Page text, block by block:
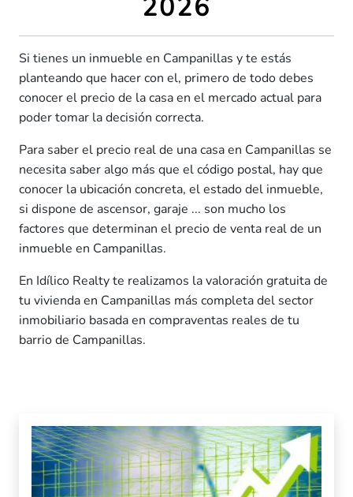
2026
Si tienes un inmueble en Campanillas y te estás
planteando que hacer con el, primero de todo debes
conocer el precio de la casa en el mercado actual para
poder tomar la decisión correcta.
Para saber el precio real de una casa en Campanillas se
necesita saber algo más que el código postal, hay que
conocer la ubicación concreta, el estado del inmueble,
si dispone de ascensor, garaje ... son mucho los
factores que determinan el precio de venta real de un
inmueble en Campanillas.
En Idílico Realty te realizamos la valoración gratuita de
tu vivienda en Campanillas más completa del sector
inmobiliario basada en compraventas reales de tu
barrio de Campanillas.